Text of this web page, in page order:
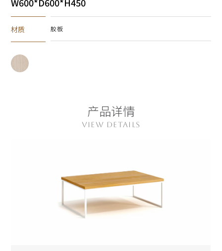
材质 胶板
产品详情
VIEW DETAILS